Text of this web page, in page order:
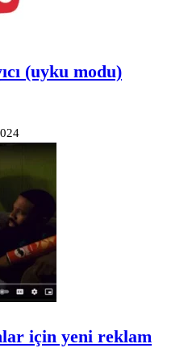
(uyku modu)
için yeni reklam